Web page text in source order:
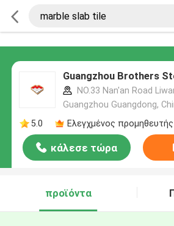
Guangzhou Brothers
NO.33 Nan'an Road
Guangzhou Guangdong,
5.0
Ελεγχμένος προμηθευτής
κάλεσε τώρα
προϊόντα